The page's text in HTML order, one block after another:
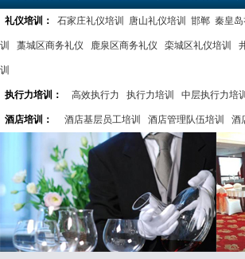
礼仪培训： 石家庄礼仪培训 唐山礼仪培训 邯郸 秦皇岛
训 藁城区商务礼仪 鹿泉区商务礼仪 栾城区礼仪培训
训
执行力培训： 高效执行力 执行力培训 中层执行力培训
酒店培训： 酒店基层员工培训 酒店管理队伍培训 酒